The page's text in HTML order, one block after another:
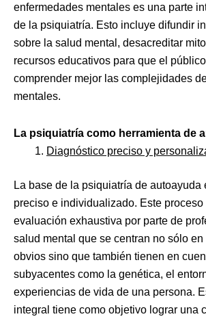
enfermedades mentales es una parte
de la psiquiatría. Esto incluye difundir
sobre la salud mental, desacreditar
recursos educativos para que el
comprender mejor las complejidades
mentales.
La psiquiatría como herramienta de
Diagnóstico preciso y
La base de la psiquiatría de autoayuda
preciso e individualizado. Este
evaluación exhaustiva por parte de
salud mental que se centran no sólo
obvios sino que también tienen en
subyacentes como la genética, el
experiencias de vida de una persona.
integral tiene como objetivo lograr una